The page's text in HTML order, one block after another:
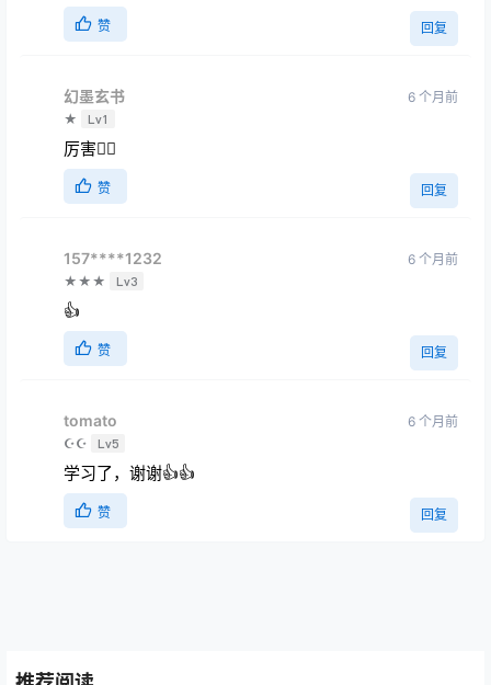
赞 回复
幻墨玄书
★ Lv1
6 个月前
厉害👍🏻
赞 回复
157****1232
★★★ Lv3
6 个月前
👍
赞 回复
tomato
☪☪ Lv5
6 个月前
学习了，谢谢👍👍
赞 回复